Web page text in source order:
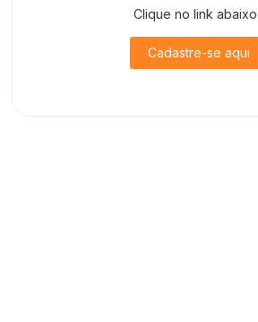
Clique no link
Cadastre-se aqui